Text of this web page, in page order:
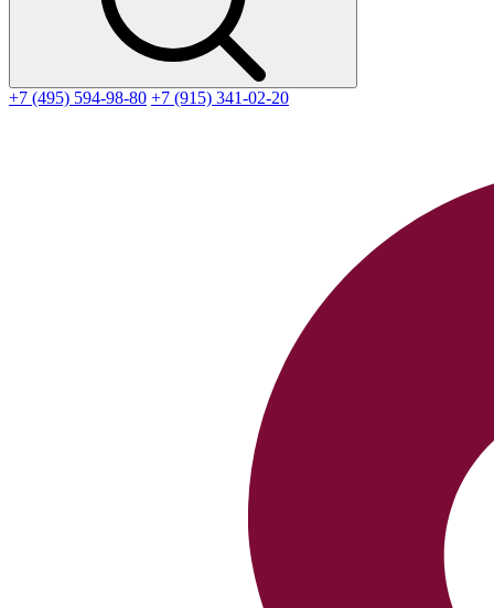
+7 (495) 594-98-80 +7 (915) 341-02-20